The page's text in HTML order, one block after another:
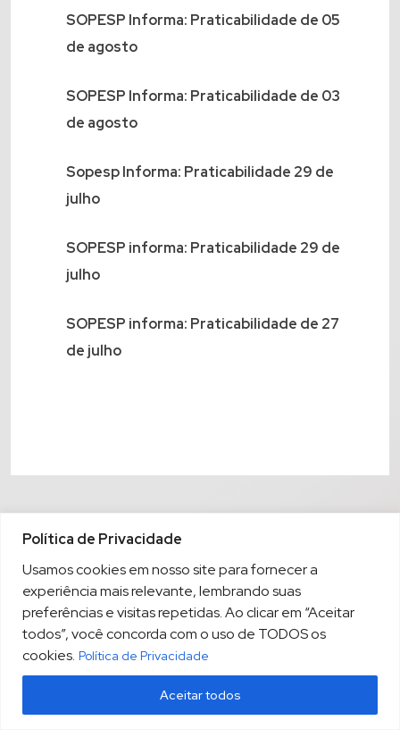
Política de Privacidade
Usamos cookies em nosso site para fornecer a
experiência mais relevante, lembrando suas
preferências e visitas repetidas. Ao clicar em “Aceitar
todos”, você concorda com o uso de TODOS os
cookies. Política de Privacidade
Aceitar todos
SOPESP Informa: Praticabilidade de 05
de agosto
SOPESP Informa: Praticabilidade de 03
de agosto
Sopesp Informa: Praticabilidade 29 de
julho
SOPESP informa: Praticabilidade 29 de
julho
SOPESP informa: Praticabilidade de 27
de julho